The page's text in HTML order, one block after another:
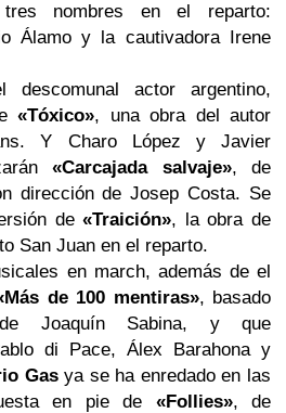
nombres en el reparto:
Álamo y la cautivadora Irene
descomunal actor argentino,
«Tóxico», una obra del autor
Y Charo López y Javier
«Carcajada salvaje», de
dirección de Josep Costa. Se
de«Traición», la obra de
San Juan en el reparto.
en march, además de el
de 100 mentiras», basado
Joaquín Sabina, y que
di Pace, Álex Barahona y
Gasya se ha enredado en las
en pie de «Follies», de